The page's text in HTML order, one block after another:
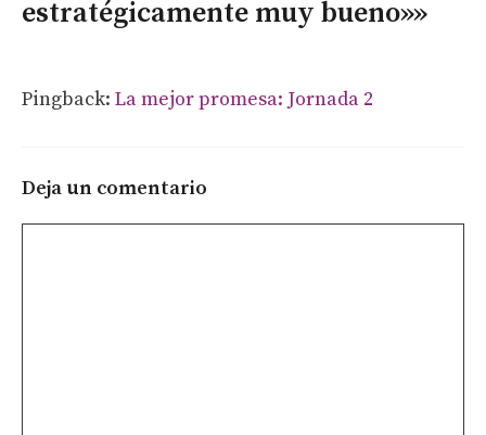
estratégicamente muy bueno»»
Pingback: La mejor promesa: Jornada 2
Deja un comentario